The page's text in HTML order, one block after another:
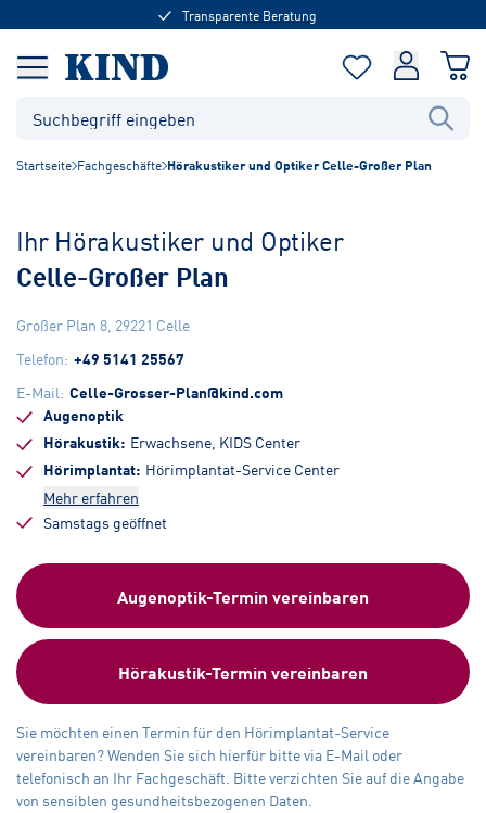
Transparente Beratung
Startseite Fachgeschäfte Hörakustiker und Optiker Celle-Großer Plan
Ihr Hörakustiker und Optiker
Celle-Großer Plan
Großer Plan 8, 29221 Celle
Telefon: +49 5141 25567
E-Mail: Celle-Grosser-Plan@kind.com
Augenoptik
Hörakustik Erwachsene, KIDS Center
Hörimplantat Hörimplantat-Service Center
Mehr erfahren
Samstags geöffnet
Augenoptik-Termin vereinbaren
Hörakustik-Termin vereinbaren
Sie möchten einen Termin für den Hörimplantat-Service
vereinbaren? Wenden Sie sich hierfür bitte via E-Mail oder
telefonisch an Ihr Fachgeschäft. Bitte verzichten Sie auf die Angabe
von sensiblen gesundheitsbezogenen Daten.